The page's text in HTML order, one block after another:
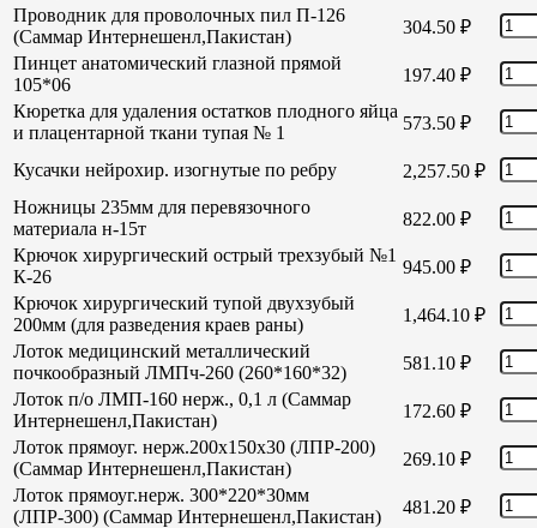
Проводник для проволочных пил П-126
(Саммар Интернешенл,Пакистан)
304.50 ₽
Пинцет анатомический глазной прямой
105*06
197.40 ₽
Кюретка для удаления остатков плодного яйца
и плацентарной ткани тупая № 1
573.50 ₽
Кусачки нейрохир. изогнутые по ребру 2,257.50 ₽
Ножницы 235мм для перевязочного
материала н-15т
822.00 ₽
Крючок хирургический острый трехзубый №1
К-26
945.00 ₽
Крючок хирургический тупой двухзубый
200мм (для разведения краев раны)
1,464.10 ₽
Лоток медицинский металлический
почкообразный ЛМПч-260 (260*160*32)
581.10 ₽
Лоток п/о ЛМП-160 нерж., 0,1 л (Саммар
Интернешенл,Пакистан)
172.60 ₽
Лоток прямоуг. нерж.200х150х30 (ЛПР-200)
(Саммар Интернешенл,Пакистан)
269.10 ₽
Лоток прямоуг.нерж. 300*220*30мм
(ЛПР-300) (Саммар Интернешенл,Пакистан)
481.20 ₽